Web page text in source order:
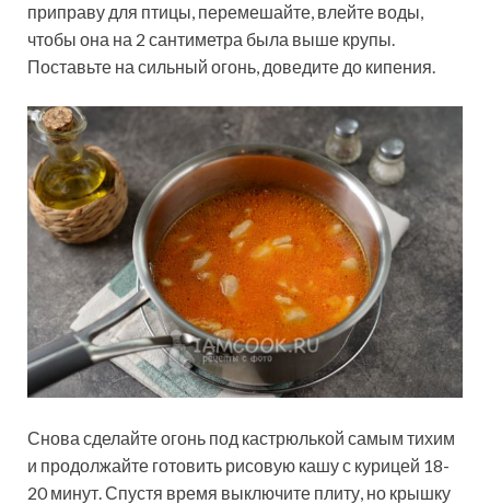
приправу для птицы, перемешайте, влейте воды,
чтобы она на 2 сантиметра была выше крупы.
Поставьте на сильный огонь, доведите до кипения.
Снова сделайте огонь под кастрюлькой самым тихим
и продолжайте готовить рисовую кашу с курицей 18-
20 минут. Спустя время выключите плиту, но крышку